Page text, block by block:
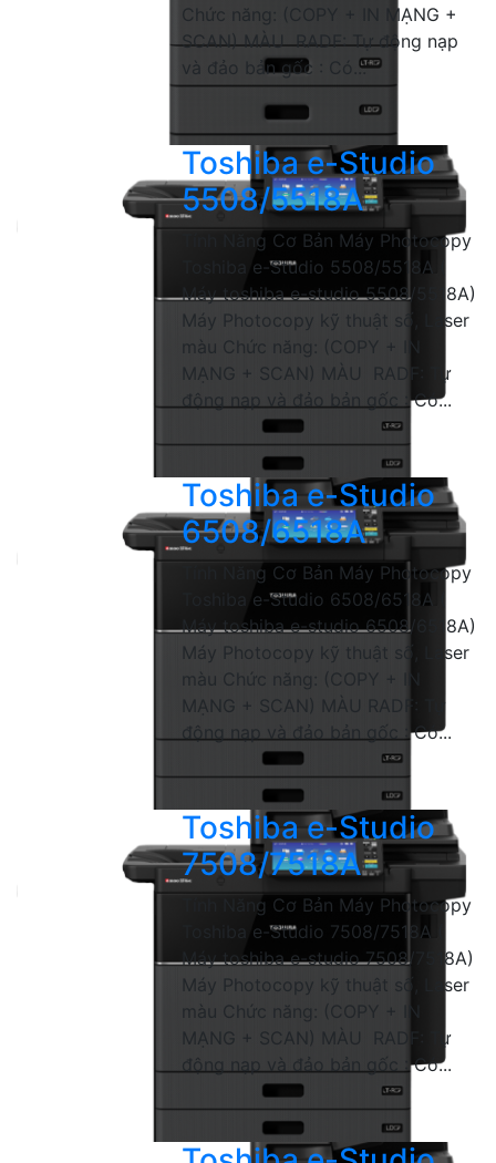
Chức năng: (COPY + IN MẠNG +
SCAN) MÀU RADF: Tự động nạp
và đảo bản gốc : Có...
Toshiba e-Studio
5508/5518A
Tính Năng Cơ Bản Máy Photocopy
Toshiba e-Studio 5508/5518A (
Máy toshiba e-studio 5508/5518A)
Máy Photocopy kỹ thuật số, Laser
màu Chức năng: (COPY + IN
MẠNG + SCAN) MÀU RADF: Tự
động nạp và đảo bản gốc : Có...
Toshiba e-Studio
6508/6518A
Tính Năng Cơ Bản Máy Photocopy
Toshiba e-Studio 6508/6518A (
Máy toshiba e-studio 6508/6518A)
Máy Photocopy kỹ thuật số, Laser
màu Chức năng: (COPY + IN
MẠNG + SCAN) MÀU RADF: Tự
động nạp và đảo bản gốc : Có...
Toshiba e-Studio
7508/7518A
Tính Năng Cơ Bản Máy Photocopy
Toshiba e-Studio 7508/7518A (
Máy toshiba e-studio 7508/7518A)
Máy Photocopy kỹ thuật số, Laser
màu Chức năng: (COPY + IN
MẠNG + SCAN) MÀU RADF: Tự
động nạp và đảo bản gốc : Có...